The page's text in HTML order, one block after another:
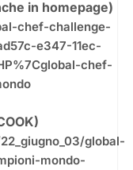
in homepage)
chef-challenge-
e347-11ec-
chef-
global-
mondo-